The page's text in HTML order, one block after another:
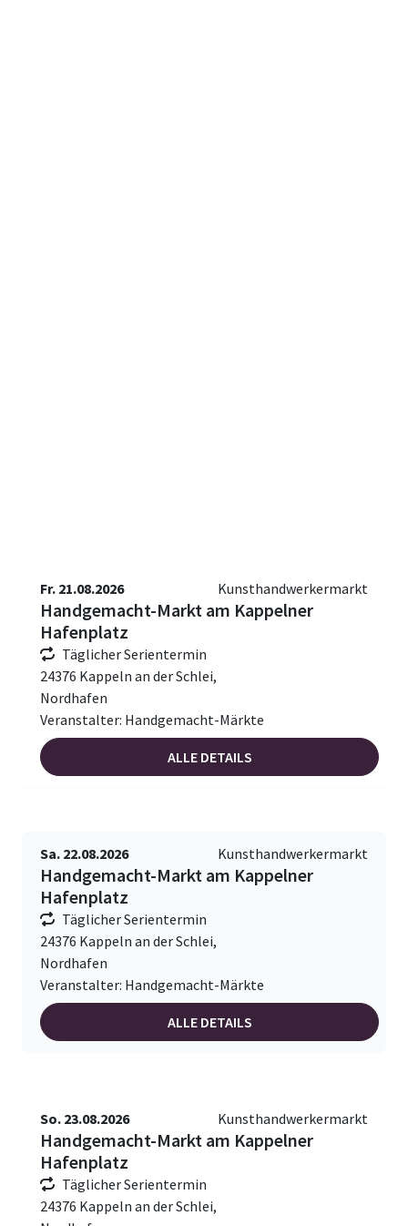
Fr. 21.08.2026 Kunsthandwerkermarkt
Handgemacht-Markt am Kappelner
Hafenplatz
Täglicher Serientermin
24376 Kappeln an der Schlei,
Nordhafen
Veranstalter: Handgemacht-Märkte
ALLE DETAILS
Sa. 22.08.2026 Kunsthandwerkermarkt
Handgemacht-Markt am Kappelner
Hafenplatz
Täglicher Serientermin
24376 Kappeln an der Schlei,
Nordhafen
Veranstalter: Handgemacht-Märkte
ALLE DETAILS
So. 23.08.2026 Kunsthandwerkermarkt
Handgemacht-Markt am Kappelner
Hafenplatz
Täglicher Serientermin
24376 Kappeln an der Schlei,